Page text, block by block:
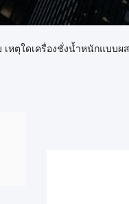
เหตุใดเครื่องชั่งน้ำหนักแบบ